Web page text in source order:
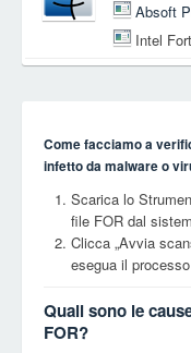
Absoft
Intel
Come facciamo a
infetto da malware o
Scarica lo
file FOR dal
Clicca „Avvia
esegua il
Quali sono le
FOR?